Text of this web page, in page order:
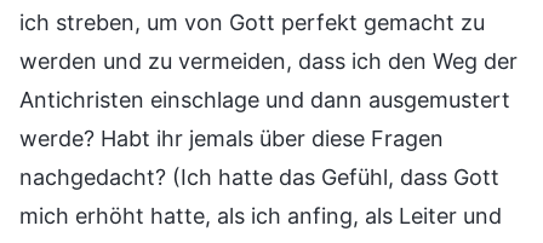
ich streben, um von Gott perfekt gemacht zu
werden und zu vermeiden, dass ich den Weg der
Antichristen einschlage und dann ausgemustert
werde? Habt ihr jemals über diese Fragen
nachgedacht? (Ich hatte das Gefühl, dass Gott
mich erhöht hatte, als ich anfing, als Leiter und